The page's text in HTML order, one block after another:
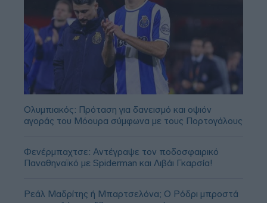
Ολυμπιακός: Πρόταση για δανεισμό και οψιόν
αγοράς του Μόουρα σύμφωνα με τους Πορτογάλους
Φενέρμπαχτσε: Αντέγραψε τον ποδοσφαιρικό
Παναθηναϊκό με Spiderman και Λιβάι Γκαρσία!
Ρεάλ Μαδρίτης ή Μπαρτσελόνα; Ο Ρόδρι μπροστά